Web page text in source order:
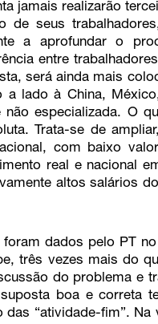
jamais realizarão
de seus
a aprofundar o
entre
será ainda mais
lado à China,
especializada. O
Trata-se de
com baixo
real e nacional
altos salários
dados pelo PT
três vezes mais do
do problema e
boa e correta
“atividade-fim”. Na